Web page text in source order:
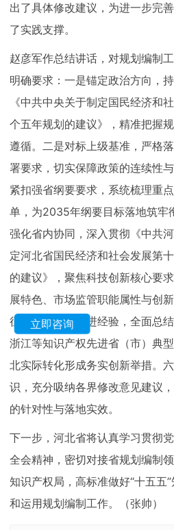
立即咨询
出了具体修改建议，为进一步完
了实践支撑。
赵彦军作总结讲话，对规划编制
明确要求：一是锚定政治方向，
《中共中央关于制定国民经济和
个五年规划的建议》，精准把握
遵循。二是对标上级基准，严格
署要求，切实保障政策的连续性
紧扣强省纲要要求，系统梳理重
单，为2035年纲要目标落地筑牢
强化省内协同，深入贯彻《中共
定河北省国民经济和社会发展第
的建议》，聚焦科技创新核心要
展特色、市场监管职能属性与创
征。五是借鉴先进经验，全面总结
浙江等知识产权先进省（市）典
北实际转化形成务实创新举措。
识，充分吸纳各界修改意见建议
的针对性与落地实效。
下一步，河北省将认真学习贯彻
全会精神，密切对接省规划编制
知识产权局，高标准做好“十五五
和运用规划编制工作。（张帅）